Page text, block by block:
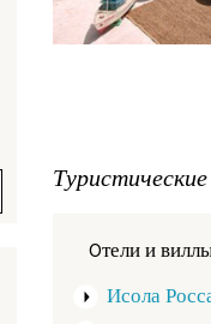
Oтели и
Исола